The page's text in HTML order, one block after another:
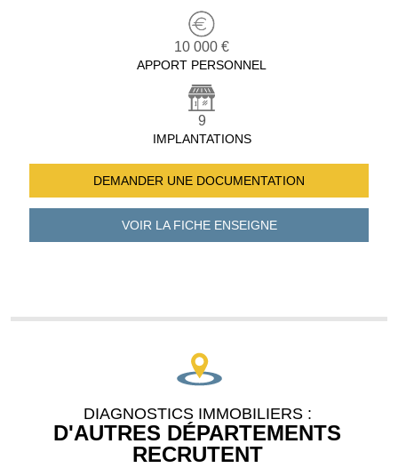
10 000 €
APPORT PERSONNEL
9
IMPLANTATIONS
DEMANDER UNE DOCUMENTATION
VOIR LA FICHEENSEIGNE
DIAGNOSTICS IMMOBILIERS :
D'AUTRES DÉPARTEMENTS
RECRUTENT